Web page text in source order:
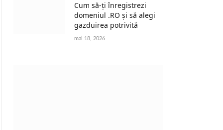
Cum să-ți înregistrezi
domeniul .RO și să alegi
gazduirea potrivită
mai 18, 2026